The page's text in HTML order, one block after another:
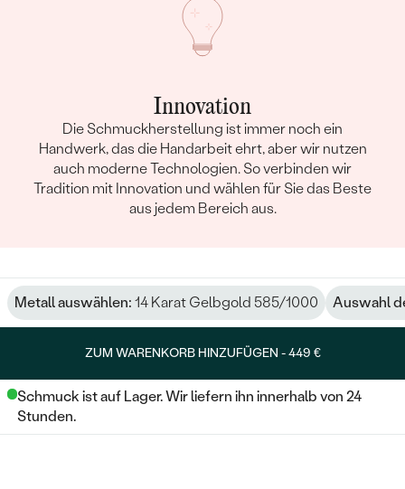
Innovation
Die Schmuckherstellung ist immer noch ein
Handwerk, das die Handarbeit ehrt, aber wir nutzen
auch moderne Technologien. So verbinden wir
Tradition mit Innovation und wählen für Sie das Beste
aus jedem Bereich aus.
Metall auswählen: 14 Karat Gelbgold 585/1000 Auswahl
ZUM WARENKORB HINZUFÜGEN -449 €
Schmuck ist auf Lager. Wir liefern ihn innerhalb von 24
Stunden.